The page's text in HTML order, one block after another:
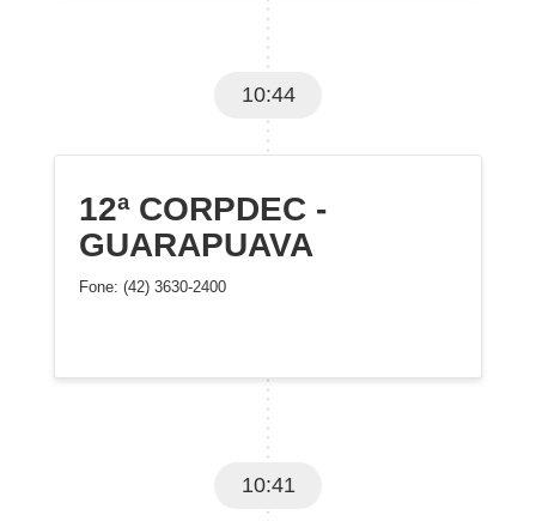
10:44
12ª CORPDEC -
GUARAPUAVA
Fone: (42) 3630-2400
10:41